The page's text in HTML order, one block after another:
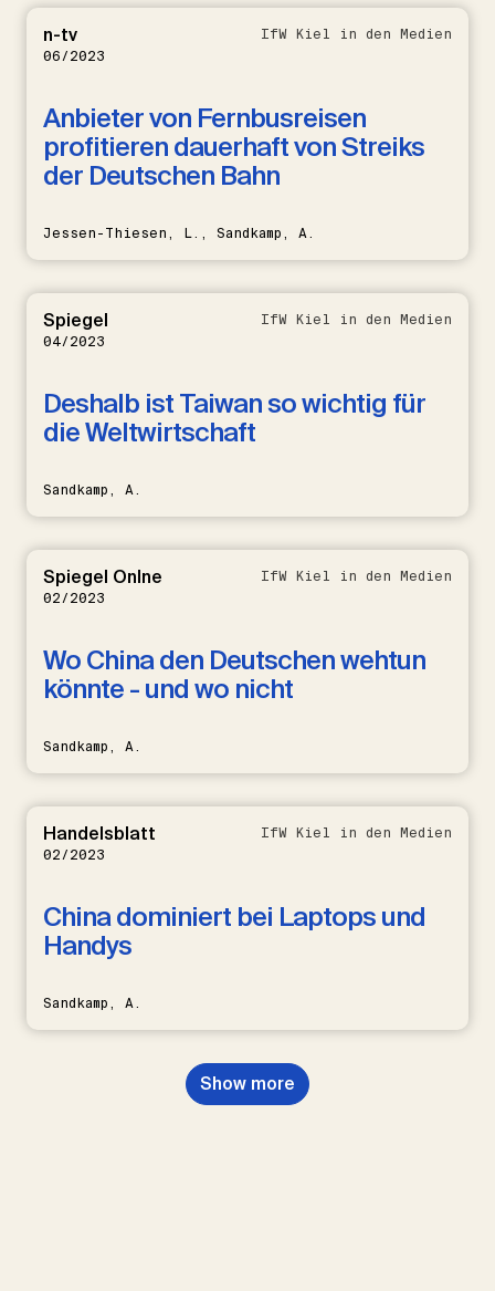
n-tv
06/2023
IfW Kiel in den Medien
Anbieter von Fernbusreisen
profitieren dauerhaft von Streiks
der Deutschen Bahn
Jessen-Thiesen, L., Sandkamp, A.
Spiegel
04/2023
IfW Kiel in den Medien
Deshalb ist Taiwan so wichtig für
die Weltwirtschaft
Sandkamp, A.
Spiegel Onlne
02/2023
IfW Kiel in den Medien
Wo China den Deutschen wehtun
könnte - und wo nicht
Sandkamp, A.
Handelsblatt
02/2023
IfW Kiel in den Medien
China dominiert bei Laptops und
Handys
Sandkamp, A.
Show more